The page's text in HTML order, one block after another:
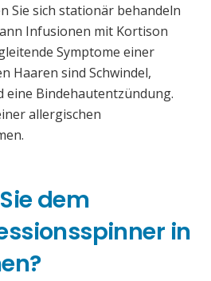
Sie sich stationär behandeln
Infusionen mit Kortison
Symptome einer
Haaren sind Schwindel,
eine Bindehautentzündung.
allergischen
dem
in